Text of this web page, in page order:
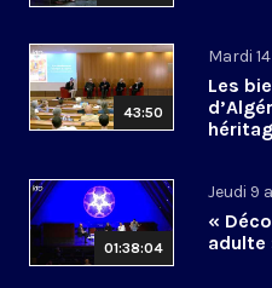
43:50
Mardi
Les
01:38:04
Jeudi 9
«
adulte